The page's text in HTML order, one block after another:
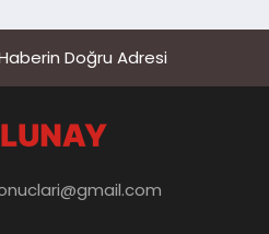
Doğru Adresi